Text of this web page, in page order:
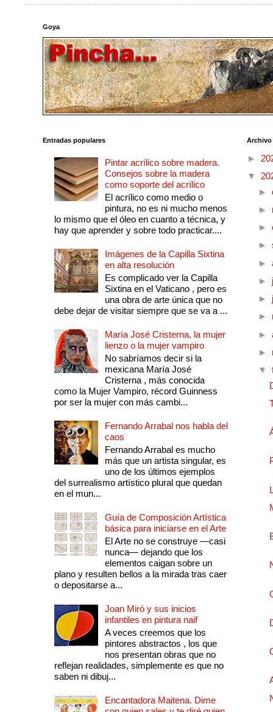
Goya
Entradas populares
Pintar acrílico sobre madera.
Consejos sobre la madera
como soporte del acrílico
El acrílico como medio o
pintura, no es ni mucho menos
lo mismo que el óleo en cuanto a técnica, y
hay que aprender y sobre todo practicar....
Imágenes de la Capilla Sixtina
en alta resolución
Es complicado ver la Capilla
Sixtina en el Vaticano , pero es
una obra de arte única que no
debe dejar de visitar siempre que se va a ...
María José Cristerna, la mujer
lienzo o la mujer vampiro
No sabríamos decir si la
mexicana María José
Cristerna , más conocida
como la Mujer Vampiro, récord Guinness
por ser la mujer con más cambi...
Fernando Arrabal nos habla del
caos
Fernando Arrabal es mucho
más que un artista singular, es
uno de los últimos ejemplos
del surrealismo artístico plural que quedan
en el mun...
Guía de Composición Artística
básica para iniciarse en el Arte
El Arte no se construye —casi
nunca— dejando que los
elementos caigan sobre un
plano y resulten bellos a la mirada tras caer
o depositarse a...
Joan Miró y sus inicios
infantiles en pintura naif
A veces creemos que los
pintores abstractos , los que
nos presentan obras que no
reflejan realidades, simplemente es que no
saben ni dibuj...
Encantadora Maitena. Dime
►
▼
►
►
►
►
►
►
►
►
►
►
▼